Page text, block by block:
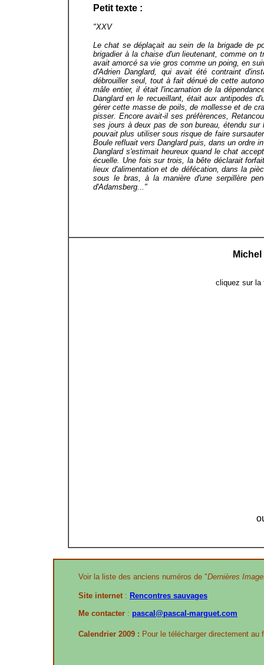
Petit texte :
"XXV
Le chat se déplaçait au sein de la brigade de
brigadier à la chaise d'un lieutenant, comme
avait amorcé sa vie gros comme un poing, en
d'Adrien Danglard, qui avait été contraint
débrouiller seul, tout à fait dénué de cette
mâle entier, il était l'incarnation de la
Danglard en le recueillant, était aux antipodes
gérer cette masse de poils, de mollesse et de
pisser. Encore avait-il ses préfèrences,
ses jours à deux pas de son bureau, étendu
pouvait plus utiliser sous risque de faire
Boule refluait vers Danglard puis, dans un ordre
Danglard s'estimait heureux quand le chat
écuelle. Une fois sur trois, la bête déclarait
lieux d'alimentation et de défécation, dans la
sous le bras, à la manière d'une serpillère
d'Adamsberg..."
cliquez sur la
Voir la liste des anciens numéros de "Dernières
Site internet : Rencontres sauvages
Me contacter : pascal@pascal-marguet.com
Calendrier 2009 : Pour le télécharger directement au